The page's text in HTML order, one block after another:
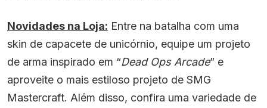
Novidades na Loja: Entre na batalha com uma
skin de capacete de unicórnio, equipe um projeto
de arma inspirado em “Dead Ops Arcade” e
aproveite o mais estiloso projeto de SMG
Mastercraft. Além disso, confira uma variedade de